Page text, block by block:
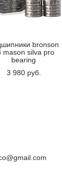
bronson
mason silva pro
bearing
3 980 pуб.